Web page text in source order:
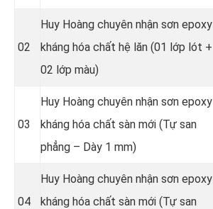
02
Huy Hoàng chuyên nhận sơn epoxy
kháng hóa chất hệ lăn (01 lớp lót +
02 lớp màu)
03
Huy Hoàng chuyên nhận sơn epoxy
kháng hóa chất sàn mới (Tự san
phẳng – Dày 1 mm)
04
Huy Hoàng chuyên nhận sơn epoxy
kháng hóa chất sàn mới (Tự san